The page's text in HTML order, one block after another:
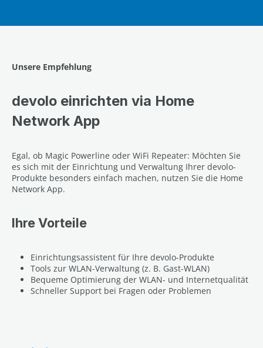
Unsere Empfehlung
devolo einrichten via Home
Network App
Egal, ob Magic Powerline oder WiFi Repeater: Möchten Sie
es sich mit der Einrichtung und Verwaltung Ihrer devolo-
Produkte besonders einfach machen, nutzen Sie die Home
Network App.
Ihre Vorteile
Einrichtungsassistent für Ihre devolo-Produkte
Tools zur WLAN-Verwaltung (z. B. Gast-WLAN)
Bequeme Optimierung der WLAN- und Internetqualität
Schneller Support bei Fragen oder Problemen